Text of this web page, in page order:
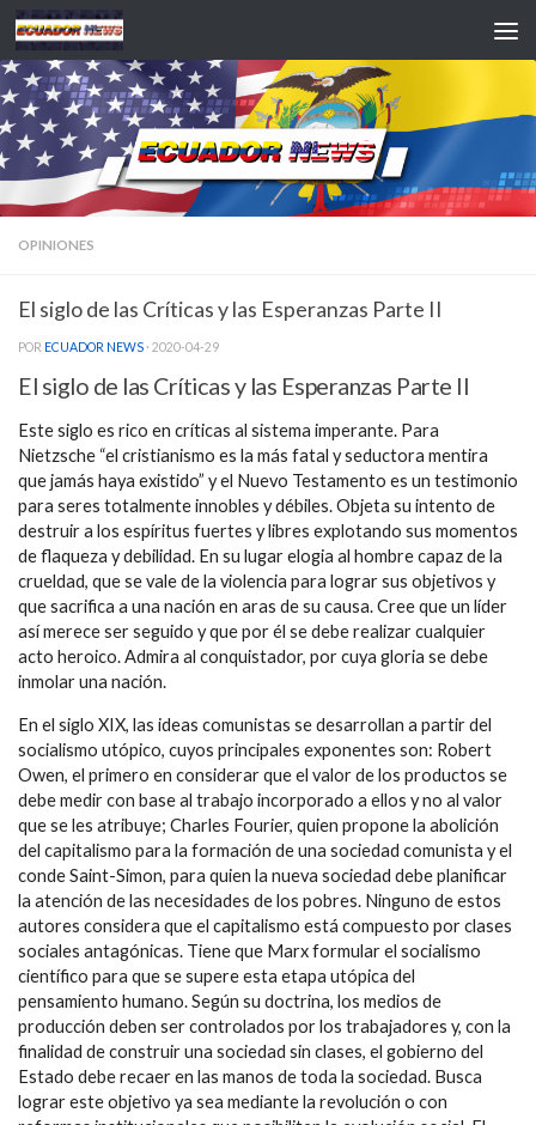
Saltar al contenido
OPINIONES
El siglo de las Críticas y las Esperanzas Parte II
POR ECUADOR NEWS · 2020-04-29
El siglo de las Críticas y las Esperanzas Parte II
Este siglo es rico en críticas al sistema imperante. Para
Nietzsche “el cristianismo es la más fatal y seductora mentira
que jamás haya existido” y el Nuevo Testamento es un testimonio
para seres totalmente innobles y débiles. Objeta su intento de
destruir a los espíritus fuertes y libres explotando sus momentos
de flaqueza y debilidad. En su lugar elogia al hombre capaz de la
crueldad, que se vale de la violencia para lograr sus objetivos y
que sacrifica a una nación en aras de su causa. Cree que un líder
así merece ser seguido y que por él se debe realizar cualquier
acto heroico. Admira al conquistador, por cuya gloria se debe
inmolar una nación.
En el siglo XIX, las ideas comunistas se desarrollan a partir del
socialismo utópico, cuyos principales exponentes son: Robert
Owen, el primero en considerar que el valor de los productos se
debe medir con base al trabajo incorporado a ellos y no al valor
que se les atribuye; Charles Fourier, quien propone la abolición
del capitalismo para la formación de una sociedad comunista y el
conde Saint-Simon, para quien la nueva sociedad debe planificar
la atención de las necesidades de los pobres. Ninguno de estos
autores considera que el capitalismo está compuesto por clases
sociales antagónicas. Tiene que Marx formular el socialismo
científico para que se supere esta etapa utópica del
pensamiento humano. Según su doctrina, los medios de
producción deben ser controlados por los trabajadores y, con la
finalidad de construir una sociedad sin clases, el gobierno del
Estado debe recaer en las manos de toda la sociedad. Busca
lograr este objetivo ya sea mediante la revolución o con